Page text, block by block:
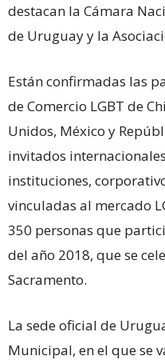
destacan la Cámara
de Uruguay y la
Están confirmadas las
de Comercio LGBT de
Unidos, México y
invitados
instituciones,
vinculadas al mercado
350 personas que
del año 2018, que se
Sacramento.
La sede oficial de
Municipal, en el que se